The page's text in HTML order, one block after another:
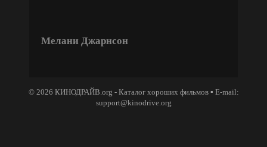
Мелани Джарнсон
© 2026 КИНОДРАЙВ.org - Каталог хороших фильмов ▪ E-mail:
support@kinodrive.org